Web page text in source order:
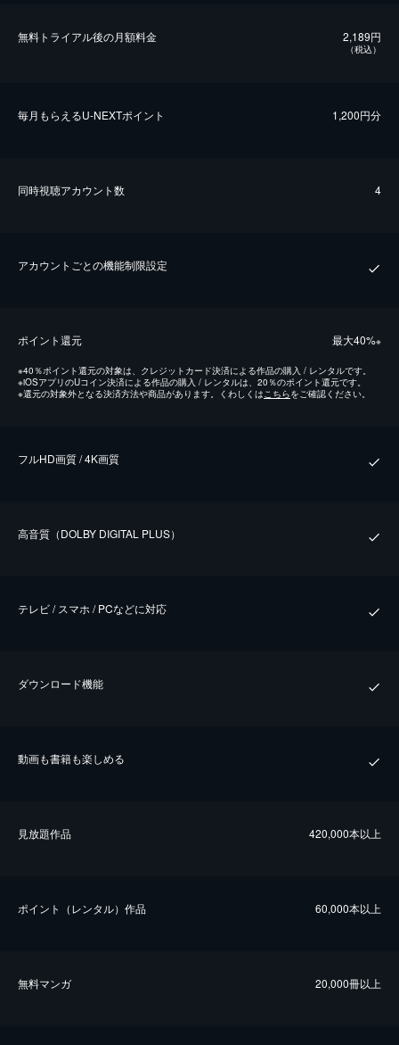
無料トライアル後の⽉額料金 2,189円
（税込）
毎⽉もらえるU-NEXTポイント 1,200円分
同時視聴アカウント数 4
アカウントごとの機能制限設定
ポイント還元 最⼤40%※
※40％ポイント還元の対象は、クレジットカード決済による作品の購入 / レンタルです。
※iOSアプリのUコイン決済による作品の購入 / レンタルは、20％のポイント還元です。
※還元の対象外となる決済方法や商品があります。くわしくは こちらをご確認ください。
フルHD画質 / 4K画質
⾼⾳質（DOLBY DIGITAL PLUS）
テレビ / スマホ / PCなどに対応
ダウンロード機能
動画も書籍も楽しめる
⾒放題作品 420,000本以上
ポイント（レンタル）作品 60,000本以上
無料マンガ 20,000冊以上